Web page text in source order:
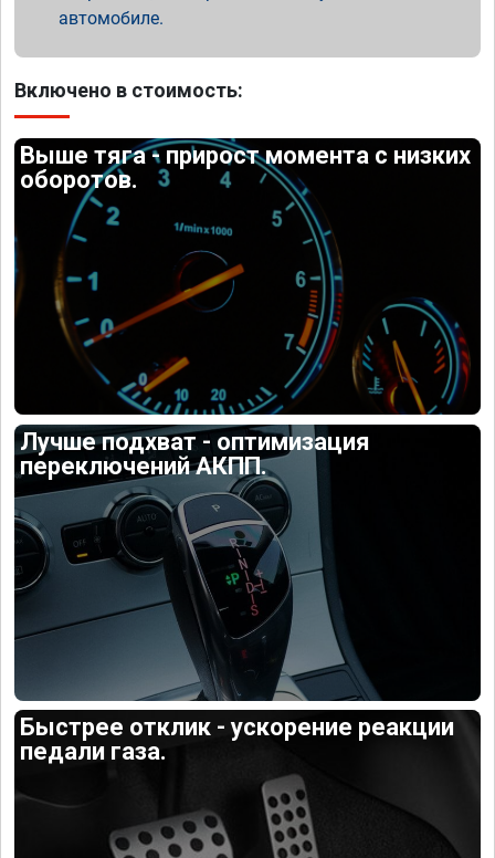
автомобиле.
Включено в стоимость:
Выше тяга - прирост момента с низких
оборотов.
Лучше подхват - оптимизация
переключений АКПП.
Быстрее отклик - ускорение реакции
педали газа.